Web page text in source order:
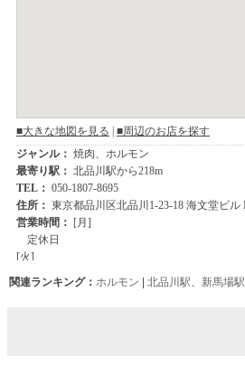
関連ランキング： ホルモン | 北品川駅、 新馬場駅